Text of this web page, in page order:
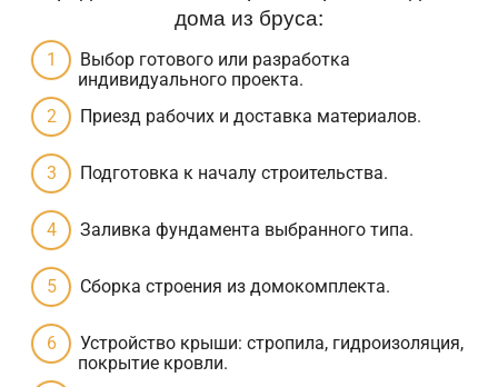
дома из бруса:
Выбор готового или разработка
индивидуального проекта.
Приезд рабочих и доставка материалов.
Подготовка к началу строительства.
Заливка фундамента выбранного типа.
Сборка строения из домокомплекта.
Устройство крыши: стропила, гидроизоляция,
покрытие кровли.